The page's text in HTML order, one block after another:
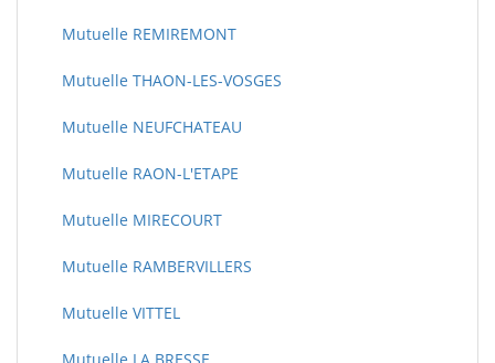
Mutuelle REMIREMONT
Mutuelle THAON-LES-VOSGES
Mutuelle NEUFCHATEAU
Mutuelle RAON-L'ETAPE
Mutuelle MIRECOURT
Mutuelle RAMBERVILLERS
Mutuelle VITTEL